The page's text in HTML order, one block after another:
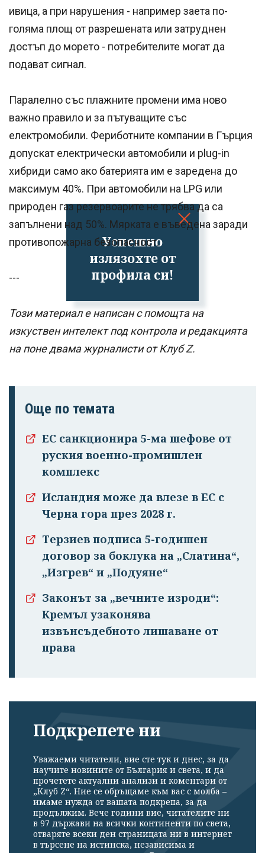
Успешно
излязохте от
профила си!
ивица, а при нарушения - например заета по-
голяма площ от разрешената или затруднен
достъп до морето - потребителите могат да
подават сигнал.
Паралелно със плажните промени има ново
важно правило и за пътуващите със
електромобили. Фериботните компании в Гърция
допускат електрически автомобили и plug-in
хибриди само ако батерията им е заредена до
максимум 40%. При автомобили на LPG или
природен газ резервоарите не трябва да са
запълнени над 50%. Мярката е въведена заради
противопожарна безопасност.
---
Този материал е написан с помощта на
изкуствен интелект под контрола и редакцията
на поне двама журналисти от Клуб Z.
Още по темата
ЕС санкционира 5-ма шефове от
руския военно-промишлен
комплекс
Исландия може да влезе в ЕС с
Черна гора през 2028 г.
Терзиев подписа 5-годишен
договор за боклука на „Слатина“,
„Изгрев“ и „Подуяне“
Законът за „вечните изроди“:
Кремъл узаконява
извънсъдебното лишаване от
права
Подкрепете ни
Уважаеми читатели, вие сте тук и днес, за да
научите новините от България и света, и да
прочетете актуални анализи и коментари от
„Клуб Z“. Ние се обръщаме към вас с молба –
имаме нужда от вашата подкрепа, за да
продължим. Вече години вие, читателите ни
в 97 държави на всички континенти по света,
отваряте всеки ден страницата ни в интернет
в търсене на истинска, независима и